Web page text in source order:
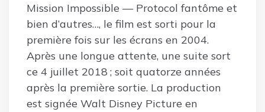
Mission Impossible — Protocol fantôme et
bien d’autres…, le film est sorti pour la
première fois sur les écrans en 2004.
Après une longue attente, une suite sort
ce 4 juillet 2018 ; soit quatorze années
après la première sortie. La production
est signée Walt Disney Picture en